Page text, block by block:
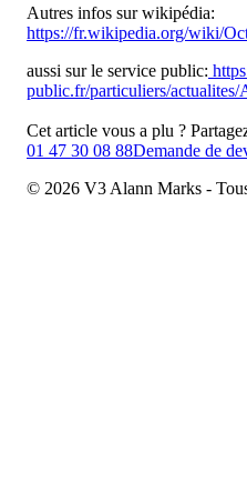
Autres infos sur wikipédia:
https://fr.wikipedia.org/wiki/
aussi sur le service public:
public.fr/particuliers/actualites/
Cet article vous a plu ?
01 47 30 08 88Demande de
© 2026 V3 Alann Marks -